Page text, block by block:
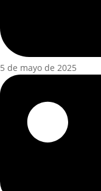
5 de mayo de 2025